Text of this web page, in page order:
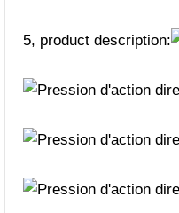
5, product description: